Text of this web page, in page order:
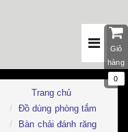
Giỏ
hàng
0
Trang chủ
Đồ dùng phòng tắm
Bàn chải đánh răng